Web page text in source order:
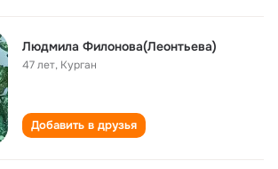
Людмила Филонова(Леонтьева)
47 лет, Курган
Добавить в друзья